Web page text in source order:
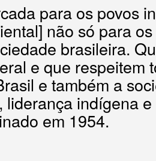
para os povos
não só para
brasileira.
e que respeitem
e também a
liderança indígena
em 1954.